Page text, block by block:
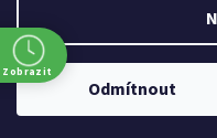
Odmítnout
Z
á
Copyright 2026
Zobrazit